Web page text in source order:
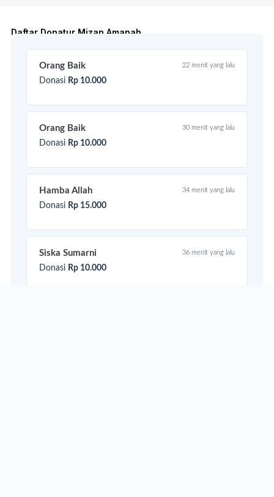
Daftar Donatur Mizan Amanah
Orang Baik 22 menit yang lalu
Donasi Rp 10.000
Orang Baik 30 menit yang lalu
Donasi Rp 10.000
Hamba Allah 34 menit yang lalu
Donasi Rp 15.000
Siska Sumarni 36 menit yang lalu
Donasi Rp 10.000